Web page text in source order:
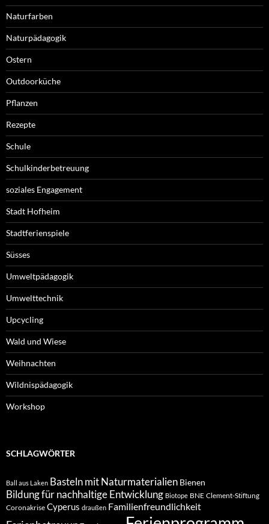
Naturfarben
Naturpädagogik
Ostern
Outdoorküche
Pflanzen
Rezepte
Schule
Schulkinderbetreuung
soziales Engagement
Stadt Hofheim
Stadtferienspiele
Süsses
Umweltpädagogik
Umwelttechnik
Upcycling
Wald und Wiese
Weihnachten
Wildnispädagogik
Workshop
SCHLAGWÖRTER
Ball aus Laken Basteln mit Naturmaterialien Bienen
Bildung für nachhaltige Entwicklung Biotope BNE Clement-Stiftung
Coronakrise Cyperus draußen Familienfreundlichkeit